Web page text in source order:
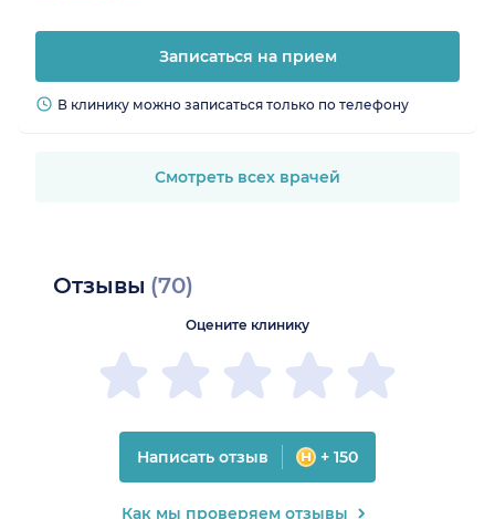
Записаться на прием
В клинику можно записаться только по телефону
Смотреть всех врачей
Отзывы (70)
Оцените клинику
Написать отзыв + 150
Как мы проверяем отзывы